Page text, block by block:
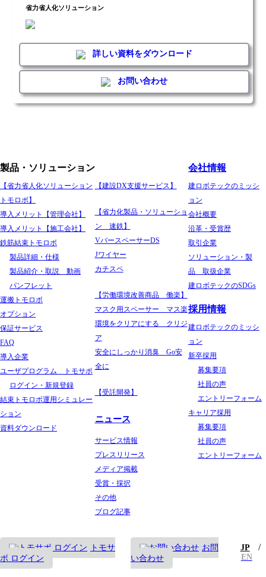
省力省人化ソリューション
詳しい資料をダウンロード
お問い合わせ
製品・ソリューション
【省力省人化ソリューション
トモロボ】
導入メリット【管理会社】
導入メリット【施工会社】
鉄筋結束トモロボ
製品詳細・仕様
製品紹介・取説 動画
パンフレット
運搬トモロボ
オプション
保証サービス
FAQ
導入企業
ユーザプログラム トモサポ
ログイン・新規登録
結束トモロボ運用シミュレー
ション
資料ダウンロード
【建設DX支援サービス】
【省力化製品・ソリューショ
ン 速鉄】
VバースペーサーDS
Jワイヤー
カチスペ
【労働環境改善商品 働楽】
マスク用スペーサー マス楽
環境をクリアにする クリジ
ア
安全にしっかり消臭 Go安
全に
【受託開発】
ニュース
サービス情報
プレスリリース
メディア掲載
受賞・採択
その他
ブログ記事
会社情報
建ロボテックのミッシ
ョン
会社概要
沿革・受賞歴
取引企業
ソリューション・製
品 取扱企業
建ロボテックのSDGs
採用情報
建ロボテックのミッシ
ョン
新卒採用
募集要項
社員の声
エントリーフォーム
キャリア採用
募集要項
社員の声
エントリーフォーム
トモサ
ポ ログイン
お問
い合わせ
JP /
EN